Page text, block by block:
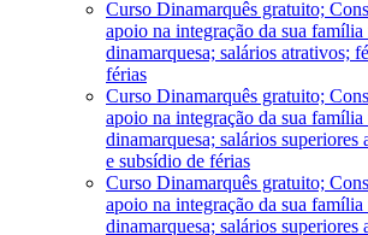
Curso Dinamarquês gratuito;
apoio na integração da sua
dinamarquesa; salários atrativos;
férias
Curso Dinamarquês gratuito;
apoio na integração da sua
dinamarquesa; salários superiores
e subsídio de férias
Curso Dinamarquês gratuito;
apoio na integração da sua família
dinamarquesa; salários superiores